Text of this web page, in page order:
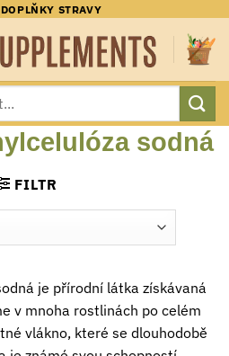
STRAVY
sodná
FILTR
je přírodní látka získávaná
v mnoha rostlinách po celém
vlákno, které se dlouhodobě